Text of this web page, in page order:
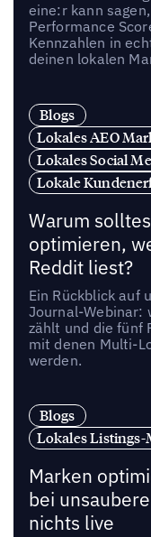
eine:r kann
Performance
Kennzahlen in
deinen lokalen
Blogs
Lokales AEO
Lokales Social
Lokale
Warum
optimieren,
Reddit liest?
Ein Rückblick auf
Journal-Webinar:
zählt und die fünf
mit denen Multi-
werden.
Blogs
Lokales Listings-
Marken
bei
nichts live